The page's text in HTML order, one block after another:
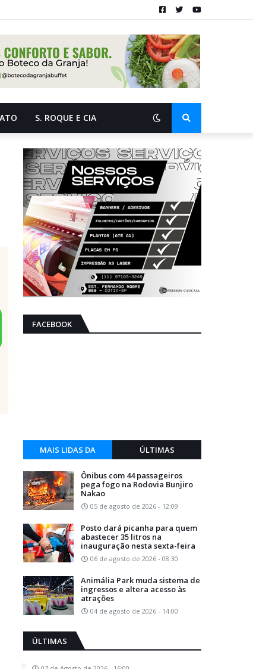
S. ROQUE E CIA
FACEBOOK
MAIS LIDAS DA
SEMANA
ÚLTIMAS
Ônibus com 44 passageiros
pega fogo na Rodovia Bunjiro
Nakao
05 de agosto de 2026 - 12:09
Posto dará picanha para quem
abastecer 35 litros na
inauguração nesta sexta-feira
06 de agosto de 2026 - 08:30
Animália Park muda sistema de
ingressos e altera acesso às
atrações
04 de agosto de 2026 - 14:00
ÚLTIMAS